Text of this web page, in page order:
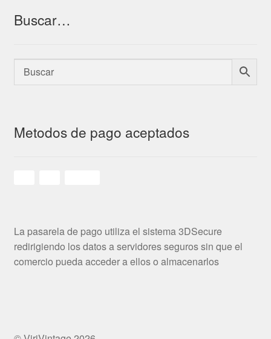
Buscar…
Metodos de pago aceptados
La pasarela de pago utiliza el sistema 3DSecure
redirigiendo los datos a servidores seguros sin que el
comercio pueda acceder a ellos o almacenarlos